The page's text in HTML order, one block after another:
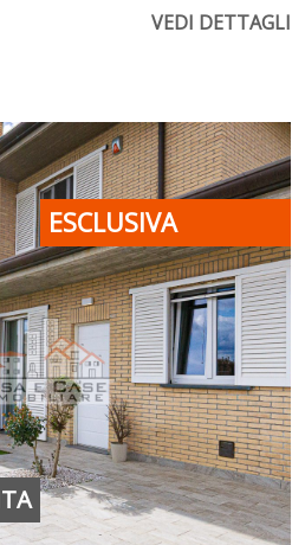
VEDI DETTAGLI
ESCLUSIVA